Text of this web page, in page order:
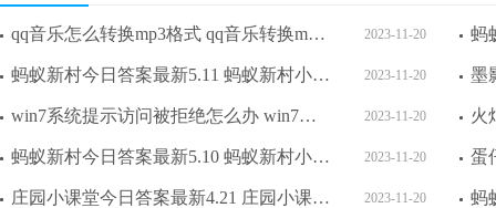
qq音乐怎么转换mp3格式 qq音乐转换mp3格式教程 2023-11-20
蚂蚁新村今日答案最新5.11 蚂蚁新村小课堂今日答案最新5月11日 2023-11-20
win7系统提示访问被拒绝怎么办 win7系统提示访问被拒绝解决方法 2023-11-20
蚂蚁新村今日答案最新5.10 蚂蚁新村小课堂今日答案最新5月10日 2023-11-20
庄园小课堂今日答案最新4.21 庄园小课堂今日答案2023年4月21日 2023-11-20